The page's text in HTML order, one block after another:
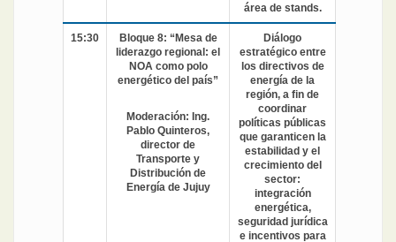
área de stands.
15:30
Bloque 8: “Mesa de
liderazgo regional: el
NOA como polo
energético del país”
Moderación: Ing.
Pablo Quinteros,
director de
Transporte y
Distribución de
Energía de Jujuy
Diálogo
estratégico entre
los directivos de
energía de la
región, a fin de
coordinar
políticas públicas
que garanticen la
estabilidad y el
crecimiento del
sector:
integración
energética,
seguridad jurídica
e incentivos para